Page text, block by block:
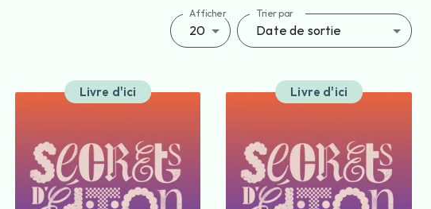
Afficher
20
Trier par
Date de sortie
Livre d'ici Livre d'ici